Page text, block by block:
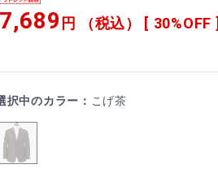
7,689 円 （税込） [ 30%OFF ]
択中のカラー： こげ茶